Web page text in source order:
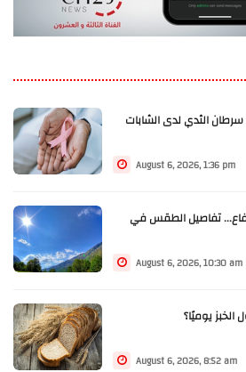
الثدي لدى الشابات
August 6, 2026, 1:36 pm
تفاصيل الطقس في
August 6, 2026, 10:30 am
يوميًا؟
August 6, 2026, 8:52 am